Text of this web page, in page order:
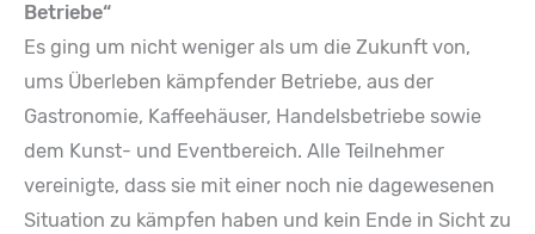
Betriebe“
Es ging um nicht weniger als um die Zukunft von,
ums Überleben kämpfender Betriebe, aus der
Gastronomie, Kaffeehäuser, Handelsbetriebe sowie
dem Kunst- und Eventbereich. Alle Teilnehmer
vereinigte, dass sie mit einer noch nie dagewesenen
Situation zu kämpfen haben und kein Ende in Sicht zu